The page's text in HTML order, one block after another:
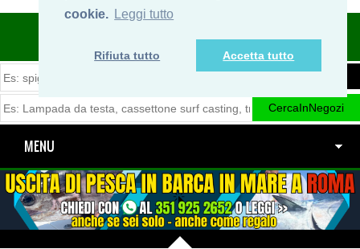
cookie. Leggi tutto
Rifiuta tutto Accetta tutto
ITINERARIDIPESCA.IT
MENU